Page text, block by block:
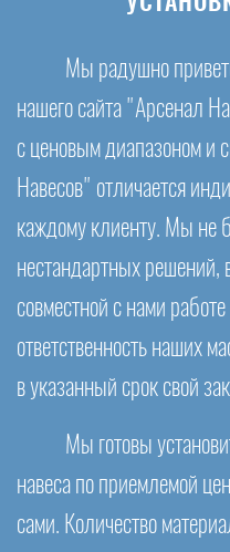
Мы радушно
нашего сайта "Арсенал
с ценовым диапазоном и
Навесов" отличается
каждому клиенту. Мы не
нестандартных решений,
совместной с нами
ответственность наших
в указанный срок свой
Мы готовы
навеса по приемлемой
сами. Количество